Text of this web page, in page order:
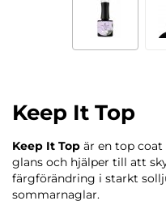
Keep It Top
Keep It Top är en top
glans och hjälper till att
färgförändring i starkt
sommarnaglar.